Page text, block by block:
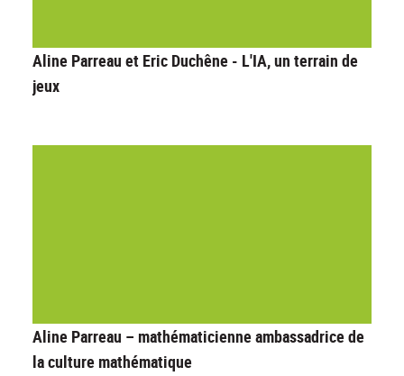
Aline Parreau et Eric Duchêne - L'IA, un terrain de
jeux
Aline Parreau – mathématicienne ambassadrice de
la culture mathématique